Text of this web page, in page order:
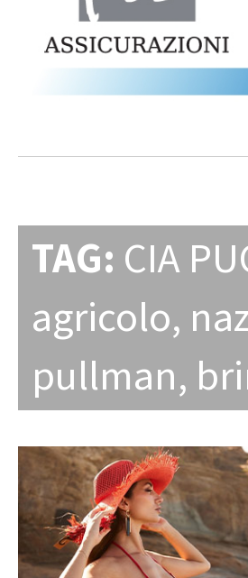
TAG: CIA
agricolo,
pullman,